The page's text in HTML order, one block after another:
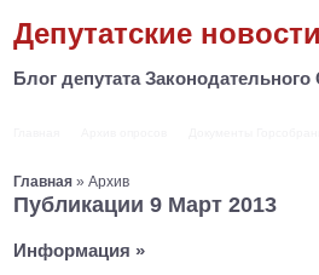
Депутатские новости
Блог депутата
Главная » Архив
Публикации 9 Март 2013
Информация »